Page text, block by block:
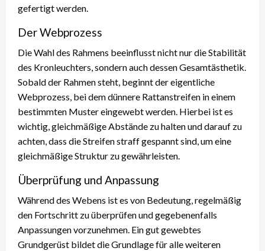
gefertigt werden.
Der Webprozess
Die Wahl des Rahmens beeinflusst nicht nur die Stabilität
des Kronleuchters, sondern auch dessen Gesamtästhetik.
Sobald der Rahmen steht, beginnt der eigentliche
Webprozess, bei dem dünnere Rattanstreifen in einem
bestimmten Muster eingewebt werden. Hierbei ist es
wichtig, gleichmäßige Abstände zu halten und darauf zu
achten, dass die Streifen straff gespannt sind, um eine
gleichmäßige Struktur zu gewährleisten.
Überprüfung und Anpassung
Während des Webens ist es von Bedeutung, regelmäßig
den Fortschritt zu überprüfen und gegebenenfalls
Anpassungen vorzunehmen. Ein gut gewebtes
Grundgerüst bildet die Grundlage für alle weiteren